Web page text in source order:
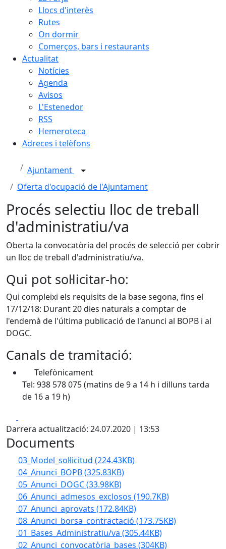
Llocs d'interès
Rutes
On dormir
Comerços, bars i restaurants
Actualitat
Notícies
Agenda
Avisos
L'Estenedor
RSS
Hemeroteca
Adreces i telèfons
Ajuntament
Oferta d'ocupació de l'Ajuntament
Procés selectiu lloc de treball
d'administratiu/va
Oberta la convocatòria del procés de selecció per cobrir
un lloc de treball d'administratiu/va.
Qui pot sol·licitar-ho:
Qui compleixi els requisits de la base segona, fins el
17/12/18: Durant 20 dies naturals a comptar de
l'endemà de l'última publicació de l'anunci al BOPB i al
DOGC.
Canals de tramitació:
Telefònicament
Tel: 938 578 075 (matins de 9 a 14 h i dilluns tarda
de 16 a 19 h)
Darrera actualització: 24.07.2020 | 13:53
Documents
03_Model_sol·licitud (224.43KB)
04_Anunci_BOPB(325.83KB)
05_Anunci_DOGC(33.98KB)
06_Anunci_admesos_exclosos (190.7KB)
07_Anunci_aprovats (172.84KB)
08_Anunci_borsa_contractació (173.75KB)
01_Bases_Administratiu/va (305.44KB)
02_Anunci_convocatòria_bases (304KB)